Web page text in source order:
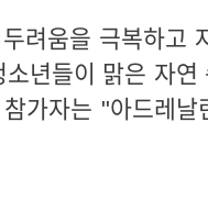
려움을 극복하고
년들이 맑은 자
가자는 "아드레